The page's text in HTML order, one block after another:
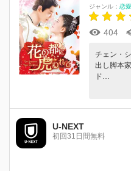
ジャンル： 恋愛
404
チェン・
出し脚本
ド…
U-NEXT
初回31日間無料